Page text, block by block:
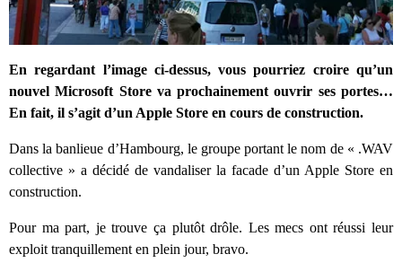
En regardant l’image ci-dessus, vous pourriez croire qu’un
nouvel Microsoft Store va prochainement ouvrir ses portes…
En fait, il s’agit d’un Apple Store en cours de construction.
Dans la banlieue d’Hambourg, le groupe portant le nom de « .WAV
collective » a décidé de vandaliser la facade d’un Apple Store en
construction.
Pour ma part, je trouve ça plutôt drôle. Les mecs ont réussi leur
exploit tranquillement en plein jour, bravo.